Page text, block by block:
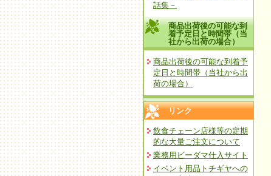
話集－
商品出荷後の可能な到
着予定日と時間帯（当
社から出荷の場合）
商品出荷後の可能な到着予
定日と時間帯（当社から出
荷の場合）
リンク
飲食チェーン店様等の定期
的な大量ご注文について
業務用ビーダマ仕入サイト
イベント用品トチギヤへの